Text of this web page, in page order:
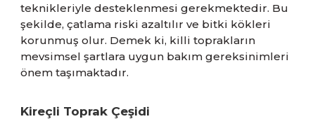
teknikleriyle desteklenmesi gerekmektedir. Bu
şekilde, çatlama riski azaltılır ve bitki kökleri
korunmuş olur. Demek ki, killi toprakların
mevsimsel şartlara uygun bakım gereksinimleri
önem taşımaktadır.
Kireçli Toprak Çeşidi